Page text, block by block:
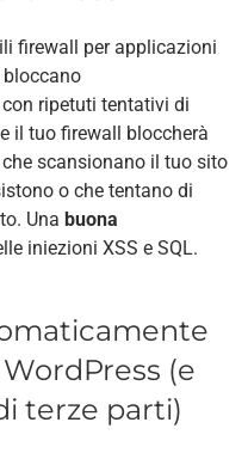
firewall per applicazioni
bloccano
ripetuti tentativi di
il tuo firewall bloccherà
scansionano il tuo sito
o che tentano di
Una buona
iniezioni XSS e SQL.
(e
terze parti)